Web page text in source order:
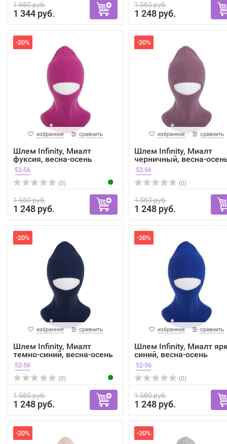
1 680 руб.
1 344 руб.
1 560 руб.
1 248 руб.
-20%
избранное сравнить
Шлем Infinity, Миалт
фуксия, весна-осень
52-56
(0)
1 560 руб.
1 248 руб.
-20%
избранное сравнить
Шлем Infinity, Миалт
черничный, весна-
52-56
(0)
1 560 руб.
1 248 руб.
-20%
избранное сравнить
Шлем Infinity, Миалт
темно-синий, весна-осень
52-56
(0)
1 560 руб.
1 248 руб.
-20%
избранное сравнить
Шлем Infinity, Миалт
синий, весна-осень
52-56
(0)
1 560 руб.
1 248 руб.
-20% -20%